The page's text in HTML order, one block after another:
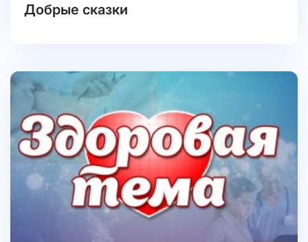
Добрые сказки